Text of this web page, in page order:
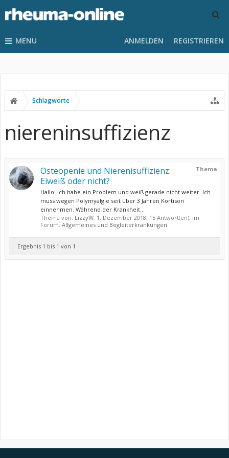
MENU ANMELDEN REGISTRIEREN
Schlagworte
niereninsuffizienz
Thema
Osteopenie und Nierenisuffizienz:
Eiweiß oder nicht?
Hallo! Ich habe ein Problem und weiß gerade nicht weiter. Ich
muss wegen Polymyalgie seit über 3 Jahren Kortison
einnehmen. Während der Krankheit...
Thema von: LizzyW, 1. Dezember 2018, 15 Antwort(en), im
Forum: Allgemeines und Begleiterkrankungen
Ergebnis 1 bis 1 von 1